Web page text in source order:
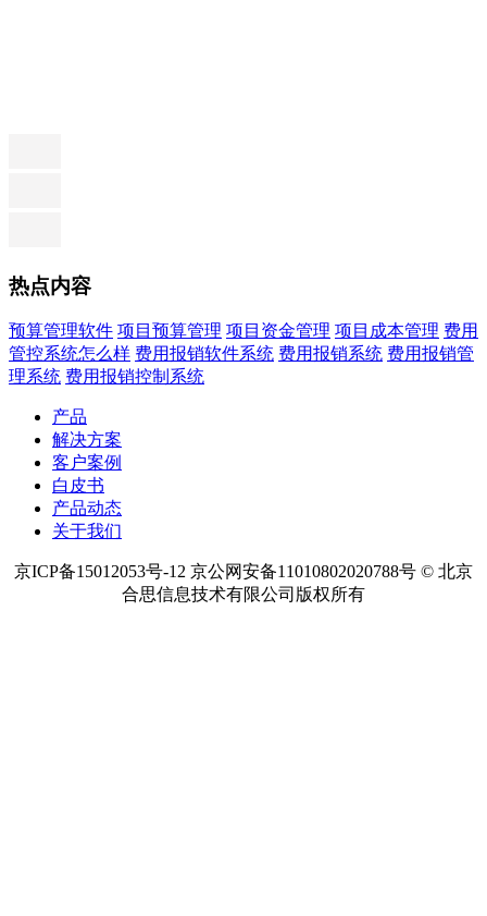
热点内容
预算管理软件 项目预算管理 项目资金管理 项目成本管理 费用
管控系统怎么样 费用报销软件系统 费用报销系统 费用报销管
理系统 费用报销控制系统
产品
解决方案
客户案例
白皮书
产品动态
关于我们
京ICP备15012053号-12 京公网安备11010802020788号 © 北京
合思信息技术有限公司版权所有